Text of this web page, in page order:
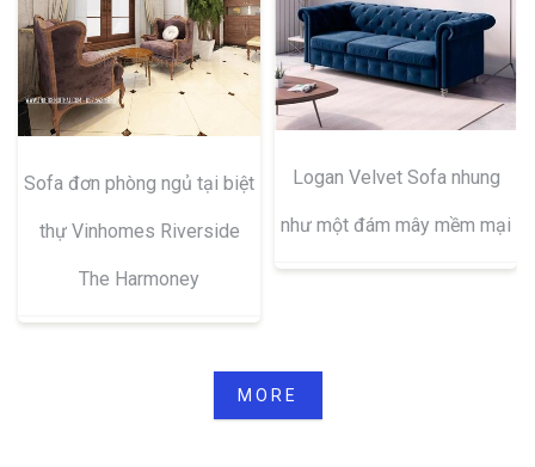
Logan Velvet Sofa nhung
như một đám mây mềm mại
Sofa đơn phòng ngủ tại biệt
thự Vinhomes Riverside
The Harmoney
MORE